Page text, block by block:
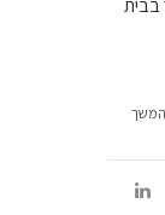
בבית
המשך